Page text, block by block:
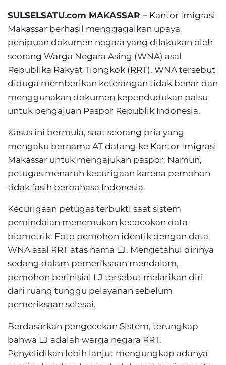
SULSELSATU.com MAKASSAR – Kantor Imigrasi
Makassar berhasil menggagalkan upaya
penipuan dokumen negara yang dilakukan oleh
seorang Warga Negara Asing (WNA) asal
Republika Rakyat Tiongkok (RRT). WNA tersebut
diduga memberikan keterangan tidak benar dan
menggunakan dokumen kependudukan palsu
untuk pengajuan Paspor Republik Indonesia.
Kasus ini bermula, saat seorang pria yang
mengaku bernama AT datang ke Kantor Imigrasi
Makassar untuk mengajukan paspor. Namun,
petugas menaruh kecurigaan karena pemohon
tidak fasih berbahasa Indonesia.
Kecurigaan petugas terbukti saat sistem
pemindaian menemukan kecocokan data
biometrik. Foto pemohon identik dengan data
WNA asal RRT atas nama LJ. Mengetahui dirinya
sedang dalam pemeriksaan mendalam,
pemohon berinisial LJ tersebut melarikan diri
dari ruang tunggu pelayanan sebelum
pemeriksaan selesai.
Berdasarkan pengecekan Sistem, terungkap
bahwa LJ adalah warga negara RRT.
Penyelidikan lebih lanjut mengungkap adanya